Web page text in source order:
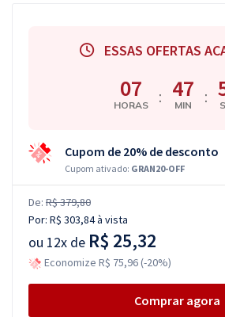
ESSAS OFERTAS
07
HORAS : 47
MIN :
Cupom de 20% de desconto
Cupom ativado: GRAN20-OFF
De: R$ 379,80
Por: R$ 303,84à vista
ou 12x de R$ 25,32
Economize R$ 75,96 (-20%)
Comprar agora